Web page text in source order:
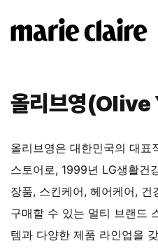
텐
너올리브영
올리브영은 대한민국의 대표
스토어로, 1999년 LG생활건
장품, 스킨케어, 헤어케어,
구매할 수 있는 멀티 브랜드
템과 다양한 제품 라인업을